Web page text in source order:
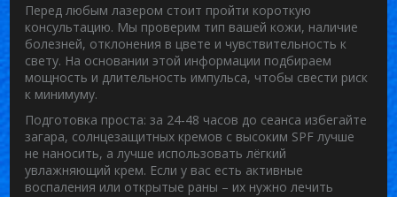
Перед любым лазером стоит пройти короткую
консультацию. Мы проверим тип вашей кожи, наличие
болезней, отклонения в цвете и чувствительность к
свету. На основании этой информации подбираем
мощность и длительность импульса, чтобы свести риск
к минимуму.
Подготовка проста: за 24‑48 часов до сеанса избегайте
загара, солнцезащитных кремов с высоким SPF лучше
не наносить, а лучше использовать лёгкий
увлажняющий крем. Если у вас есть активные
воспаления или открытые раны – их нужно лечить